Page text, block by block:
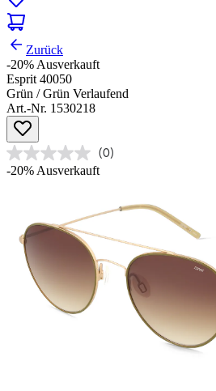
Zurück
-20%Ausverkauft
Esprit 40050
Grün / Grün Verlaufend
Art.-Nr. 1530218
(0)
-20%Ausverkauft